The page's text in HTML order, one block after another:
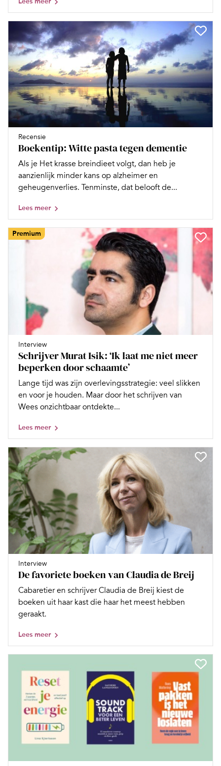
Recensie
Boekentip: Witte pasta tegen dementie
Als je Het krasse breindieet volgt, dan heb je
aanzienlijk minder kans op alzheimer en
geheugenverlies. Tenminste, dat belooft de...
Lees meer
Premium
Interview
Schrijver Murat Isik: ‘Ik laat me niet meer
beperken door schaamte’
Lange tijd was zijn overlevingsstrategie: veel slikken
en voor je houden. Maar door het schrijven van
Wees onzichtbaar ontdekte...
Lees meer
Interview
De favoriete boeken van Claudia de Breij
Cabaretier en schrijver Claudia de Breij kiest de
boeken uit haar kast die haar het meest hebben
geraakt.
Lees meer